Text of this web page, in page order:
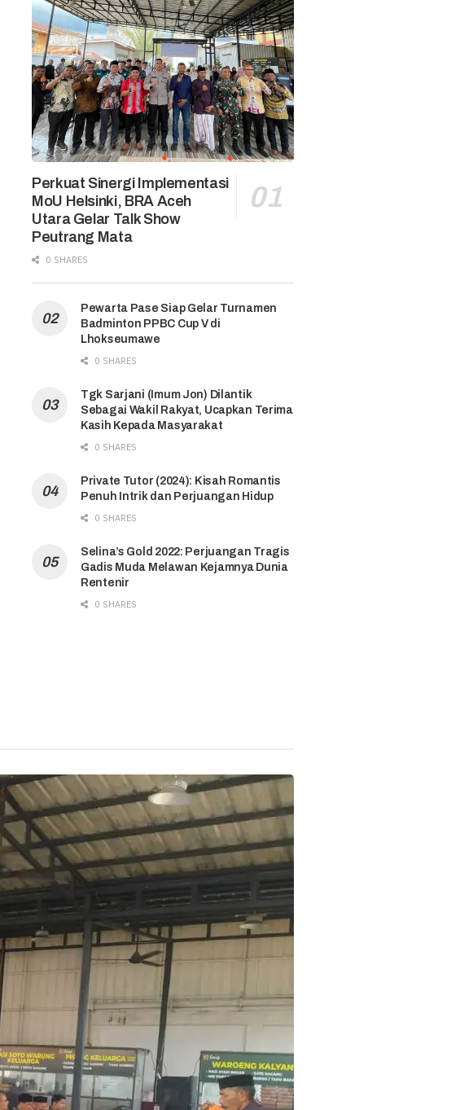
Perkuat Sinergi Implementasi
MoU Helsinki, BRA Aceh
Utara Gelar Talk Show
Peutrang Mata
0 SHARES
Pewarta Pase Siap Gelar Turnamen
Badminton PPBC Cup V di
Lhokseumawe
0 SHARES
Tgk Sarjani (Imum Jon) Dilantik
Sebagai Wakil Rakyat, Ucapkan Terima
Kasih Kepada Masyarakat
0 SHARES
Private Tutor (2024): Kisah Romantis
Penuh Intrik dan Perjuangan Hidup
0 SHARES
Selina’s Gold 2022: Perjuangan Tragis
Gadis Muda Melawan Kejamnya Dunia
Rentenir
0 SHARES